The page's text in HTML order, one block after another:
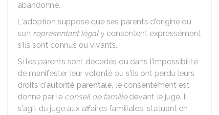
abandonné.
L'adoption suppose que ses parents d'origine ou
son représentant légaly consentent expressément
s'ils sont connus ou vivants.
Si les parents sont décédés ou dans l'impossibilité
de manifester leur volonté ou s'ils ont perdu leurs
droits d'autorité parentale, le consentement est
donné par le conseil de familledevant le juge. Il
s'agit du juge aux affaires familiales, statuant en